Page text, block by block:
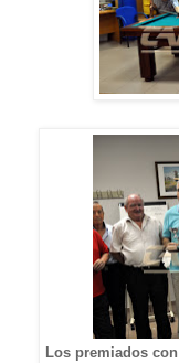
Los premiados